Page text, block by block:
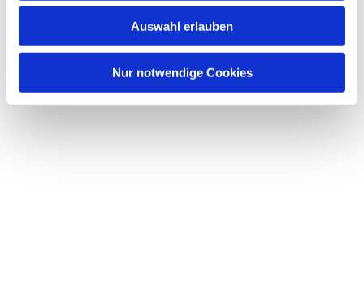
Auswahl erlauben
Nur notwendige Cookies